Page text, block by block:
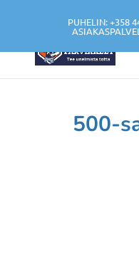
PUHELIN: +358
500-